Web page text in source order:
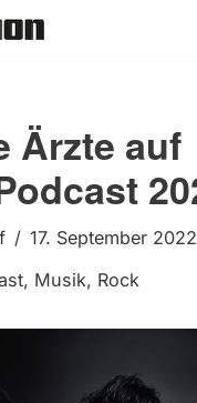
Ärzte auf
17. September 2022
, Musik, Rock